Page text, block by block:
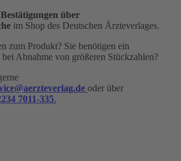
Bestätigungen über
im Shop des Deutschen Ärzteverlages.
zum Produkt? Sie benötigen ein
Abnahme von größeren Stückzahlen?
oder über
7011-335.